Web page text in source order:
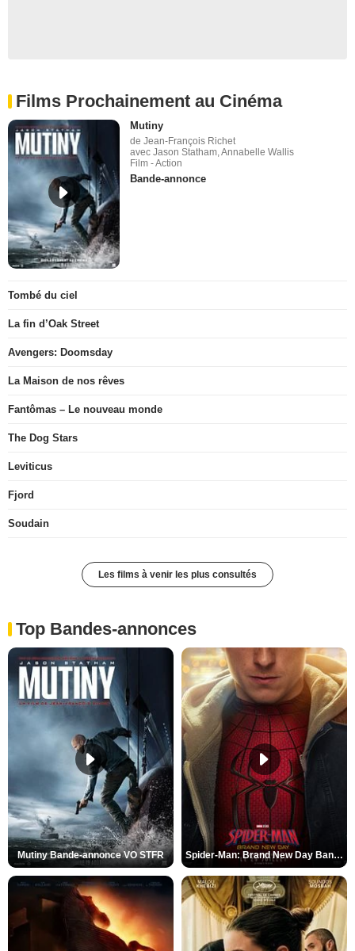
Films Prochainement au Cinéma
Mutiny
de Jean-François Richet
avec Jason Statham, Annabelle Wallis
Film - Action
Bande-annonce
Tombé du ciel
La fin d’Oak Street
Avengers: Doomsday
La Maison de nos rêves
Fantômas – Le nouveau monde
The Dog Stars
Leviticus
Fjord
Soudain
Les films à venir les plus consultés
Top Bandes-annonces
Mutiny Bande-annonce VO STFR Spider-Man: Brand New Day Bande-annonce VO STFR